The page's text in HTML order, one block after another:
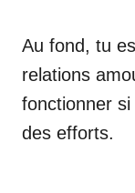
Au fond, tu
relations
fonctionner
des efforts.